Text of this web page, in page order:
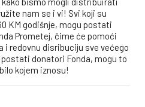
nam se i vi! Svi koji su
KM godišnje, mogu postati
Prometej, čime će pomoći
i redovnu disribuciju sve većego
donatori Fonda, mogu to
kojem iznosu!